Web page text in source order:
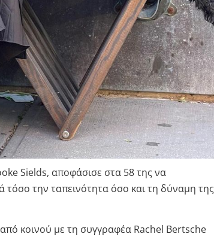
Sields, αποφάσισε στα 58 της να
τόσο την ταπεινότητα όσο και τη δύναμη της
κοινού με τη συγγραφέα Rachel Bertsche